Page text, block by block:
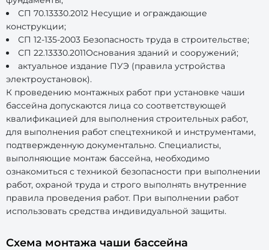
СП 70.13330.2012 Несущие и ограждающие
конструкции;
СП 12-135-2003 Безопасность труда в строительстве;
СП 22.13330.2011Основания зданий и сооружений;
актуальное издание ПУЭ (правила устройства
электроустановок).
К проведению монтажных работ при установке чаши
бассейна допускаются лица со соответствующей
квалификацией для выполнения строительных работ,
для выполнения работ спецтехникой и инструментами,
подтвержденную документально. Специалисты,
выполняющие монтаж бассейна, необходимо
ознакомиться с техникой безопасности при выполнении
работ, охраной труда и строго выполнять внутренние
правила проведения работ. При выполнении работ
использовать средства индивидуальной защиты.
Схема монтажа чаши бассейна